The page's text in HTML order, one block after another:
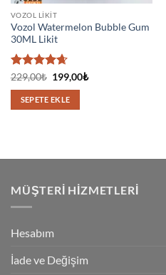
VOZOL LIKIT
Vozol Watermelon Bubble Gum
30ML Likit
5
üzerinden
4.67oy
aldı
229,00₺ Orijinal
fiyat:
229,00₺.
199,00₺Şu
SEPETE EKLE
MÜŞTERI HIZMETLERI
Hesabım
İade ve Değişim